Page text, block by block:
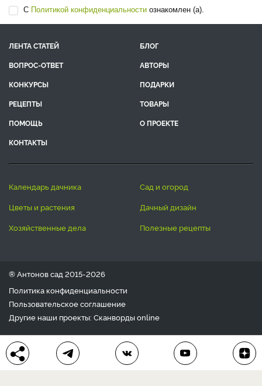
С Политикой конфиденциальности ознакомлен (а).
ЛЕНТА СТАТЕЙ
БЛОГ
ВОПРОС-ОТВЕТ
АВТОРЫ
КОНКУРСЫ
ПОДАРКИ
РЕЦЕПТЫ
ТОВАРЫ
ПОМОЩЬ
О ПРОЕКТЕ
КОНТАКТЫ
календарь дачника
сад и огород
цветы и растения
дачный дизайн
хозяйственные дела
полезные рецепты
® Антонов сад 2015-2026
Политика конфиденциальности
Пользовательское соглашение
Другие наши проекты: Сканвордыonline
Любое использование материала допускается только с
письменного согласия редакции